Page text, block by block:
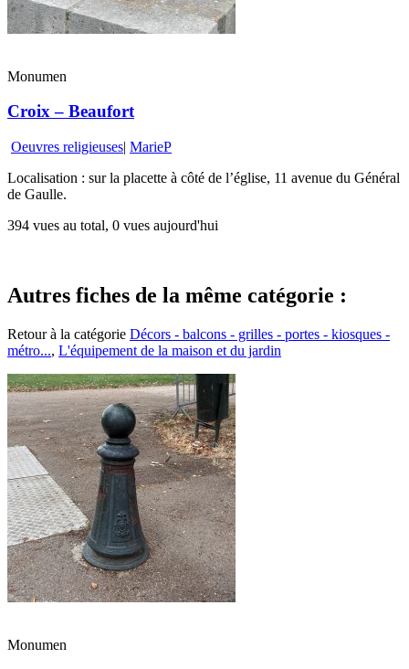
Monumen
Croix – Beaufort
Oeuvres religieuses| MarieP
Localisation : sur la placette à côté de l’église, 11 avenue du Général
de Gaulle.
394 vues au total, 0 vues aujourd'hui
Autres fiches de la même catégorie :
Retour à la catégorie Décors - balcons - grilles - portes - kiosques -
métro..., L'équipement de la maison et du jardin
Monumen